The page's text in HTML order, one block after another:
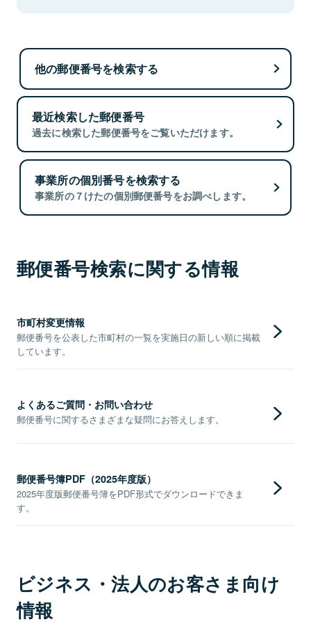
他の郵便番号を検索する
最近検索した郵便番号
過去に検索した郵便番号をご覧いただけます。
事業所の個別番号を検索する
事業所の７けたの個別郵便番号をお調べします。
郵便番号検索に関する情報
市町村変更情報
郵便番号を公表した市町村の一覧を実施日の新しい順に掲載
しています。
よくあるご質問・お問い合わせ
郵便番号に関するさまざまな疑問にお答えします。
郵便番号簿PDF（2025年度版）
2025年度版郵便番号簿をPDF形式でダウンロードできま
す。
ビジネス・法人のお客さま向け
情報